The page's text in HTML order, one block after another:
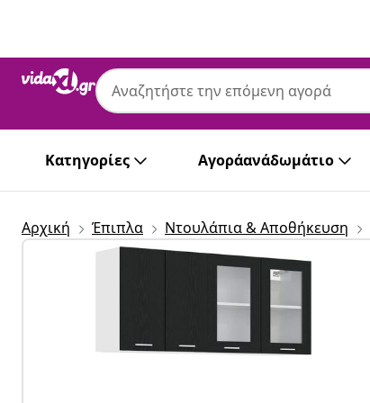
Κατηγορίες Αγοράανάδωμάτιο
Αρχική Έπιπλα Ντουλάπια & Αποθήκευση